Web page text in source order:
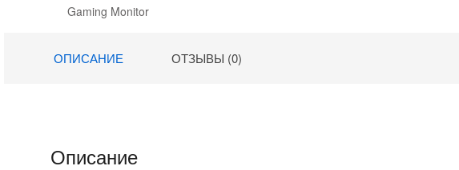
32
890 ₽.
Gaming Monitor
HDMI M/M
ОПИСАНИЕ ОТЗЫВЫ (0)
Описание